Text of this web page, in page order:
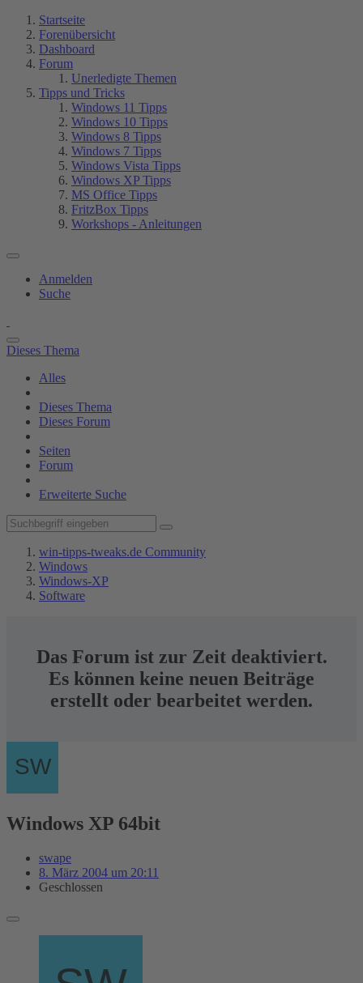
Startseite
Forenübersicht
Dashboard
Forum
Unerledigte Themen
Tipps und Tricks
Windows 11 Tipps
Windows 10 Tipps
Windows 8 Tipps
Windows 7 Tipps
Windows Vista Tipps
Windows XP Tipps
MS Office Tipps
FritzBox Tipps
Workshops - Anleitungen
Anmelden
Suche
Dieses Thema
Alles
Dieses Thema
Dieses Forum
Seiten
Forum
Erweiterte Suche
win-tipps-tweaks.de Community
Windows
Windows-XP
Software
Das Forum ist zur Zeit deaktiviert.
Es können keine neuen Beiträge
erstellt oder bearbeitet werden.
Windows XP 64bit
swape
8. März 2004 um 20:11
Geschlossen